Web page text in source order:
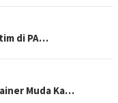
di PA…
Muda Ka…